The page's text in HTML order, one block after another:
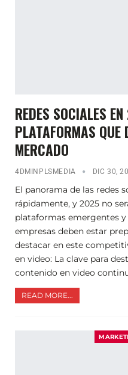
REDES SOCIALES
PLATAFORMAS QUE
MERCADO
4DMINPLSMEDIA DIC 30,
El panorama de las redes
rápidamente, y 2025 no
plataformas emergentes
empresas deben estar
destacar en este
en video: La clave para
contenido en video
READ MORE...